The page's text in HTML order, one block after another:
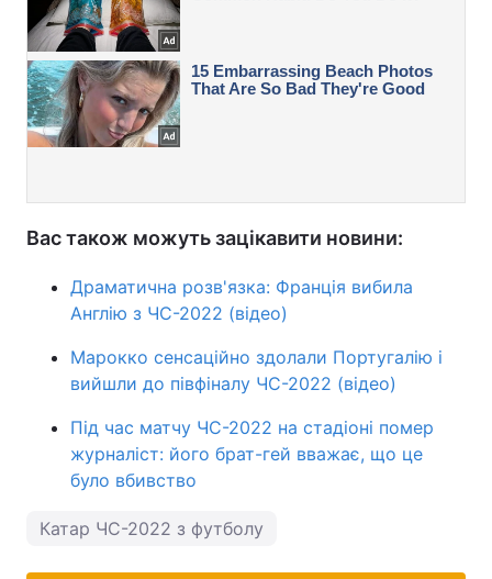
Вас також можуть зацікавити новини:
Драматична розв'язка: Франція вибила
Англію з ЧС-2022 (відео)
Марокко сенсаційно здолали Португалію і
вийшли до півфіналу ЧС-2022 (відео)
Під час матчу ЧС-2022 на стадіоні помер
журналіст: його брат-гей вважає, що це
було вбивство
Катар ЧС-2022 з футболу